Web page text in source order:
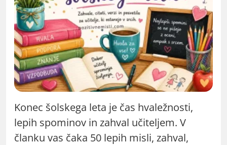
Konec šolskega leta je čas hvaležnosti,
lepih spominov in zahval učiteljem. V
članku vas čaka 50 lepih misli, zahval,